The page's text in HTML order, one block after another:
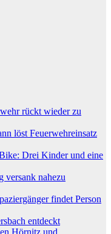
rückt wieder zu
löst Feuerwehreinsatz
Drei Kinder und eine
versank nahezu
findet Person
entdeckt
Hörnitz und